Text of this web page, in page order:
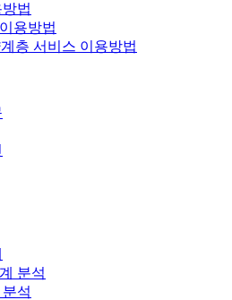
법
용방법
층 서비스 이용방법
분석
석